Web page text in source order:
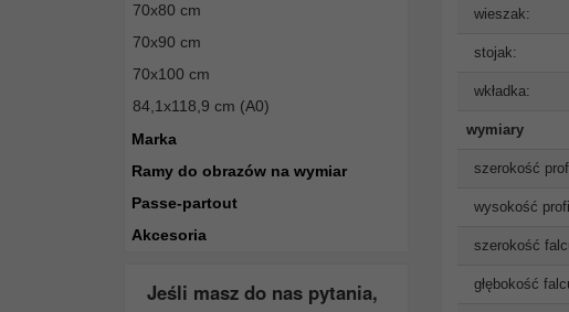
70x80 cm
70x90 cm
70x100 cm
84,1x118,9 cm (A0)
Marka
Ramy do obrazów na wymiar
Passe-partout
Akcesoria
Jeśli masz do nas pytania,
wieszak:
stojak:
wkładka:
wymiary
szerokość
wysokość
szerokość
głębokość